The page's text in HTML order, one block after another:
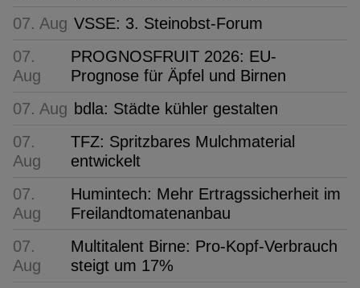
07. Aug VSSE: 3. Steinobst-Forum
07.
Aug
PROGNOSFRUIT 2026: EU-
Prognose für Äpfel und Birnen
07. Aug bdla: Städte kühler gestalten
07.
Aug
TFZ: Spritzbares Mulchmaterial
entwickelt
07.
Aug
Humintech: Mehr Ertragssicherheit im
Freilandtomatenanbau
07.
Aug
Multitalent Birne: Pro-Kopf-Verbrauch
steigt um 17%